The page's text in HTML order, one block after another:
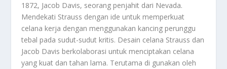
1872, Jacob Davis, seorang penjahit dari Nevada.
Mendekati Strauss dengan ide untuk memperkuat
celana kerja dengan menggunakan kancing perunggu
tebal pada sudut-sudut kritis. Desain celana Strauss dan
Jacob Davis berkolaborasi untuk menciptakan celana
yang kuat dan tahan lama. Terutama di gunakan oleh